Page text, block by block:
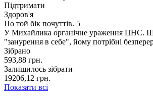
Підтримати
Здоров'я
По той бік почуттів. 5
У Михайлика органічне ураження ЦНС.
"занурення в себе", йому потрібні
Зібрано
593,88 грн.
Залишилось зібрати
19206,12 грн.
Показати всі